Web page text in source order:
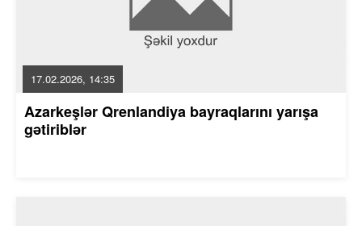
17.02.2026, 14:35
Azarkeşlər Qrenlandiya bayraqlarını yarışa
gətiriblər